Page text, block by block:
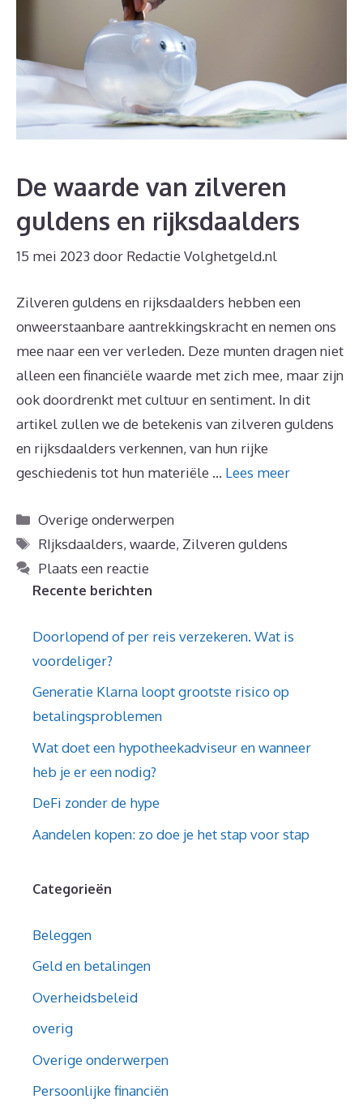
De waarde van zilveren
guldens en rijksdaalders
15 mei 2023 door Redactie Volghetgeld.nl
Zilveren guldens en rijksdaalders hebben een
onweerstaanbare aantrekkingskracht en nemen ons
mee naar een ver verleden. Deze munten dragen niet
alleen een financiële waarde met zich mee, maar zijn
ook doordrenkt met cultuur en sentiment. In dit
artikel zullen we de betekenis van zilveren guldens
en rijksdaalders verkennen, van hun rijke
geschiedenis tot hun materiële … Lees meer
Categorieën
Overige onderwerpen
Tags
RIjksdaalders,waarde, Zilveren guldens
Plaats een reactie
Recente berichten
Doorlopend of per reis verzekeren. Wat is
voordeliger?
Generatie Klarna loopt grootste risico op
betalingsproblemen
Wat doet een hypotheekadviseur en wanneer
heb je er een nodig?
DeFi zonder de hype
Aandelen kopen: zo doe je het stap voor stap
Categorieën
Beleggen
Geld en betalingen
Overheidsbeleid
overig
Overige onderwerpen
Persoonlijke financiën